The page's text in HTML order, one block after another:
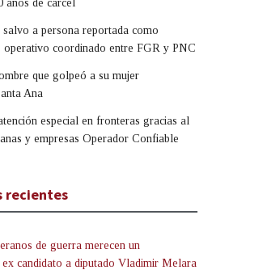
años de cárcel
a persona reportada como
operativo coordinado entre FGR y PNC
que golpeó a su mujer
Ana
especial en fronteras gracias al
y empresas Operador Confiable
recientes
de guerra merecen un
candidato a diputado Vladimir Melara